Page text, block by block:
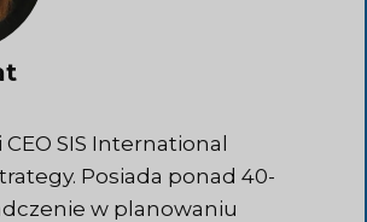
CEO SIS International
Posiada ponad 40-
w planowaniu